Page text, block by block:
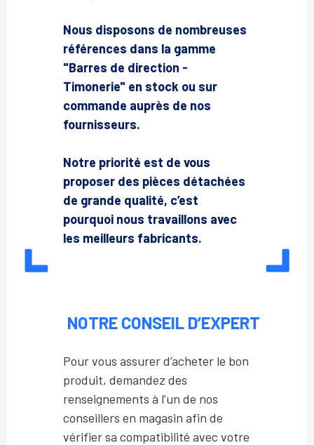
Nous disposons de nombreuses
références dans la gamme
"Barres de direction -
Timonerie" en stock ou sur
commande auprès de nos
fournisseurs.
Notre priorité est de vous
proposer des pièces détachées
de grande qualité, c’est
pourquoi nous travaillons avec
les meilleurs fabricants.
NOTRE CONSEIL D’EXPERT
Pour vous assurer d’acheter le bon
produit, demandez des
renseignements à l’un de nos
conseillers en magasin afin de
vérifier sa compatibilité avec votre